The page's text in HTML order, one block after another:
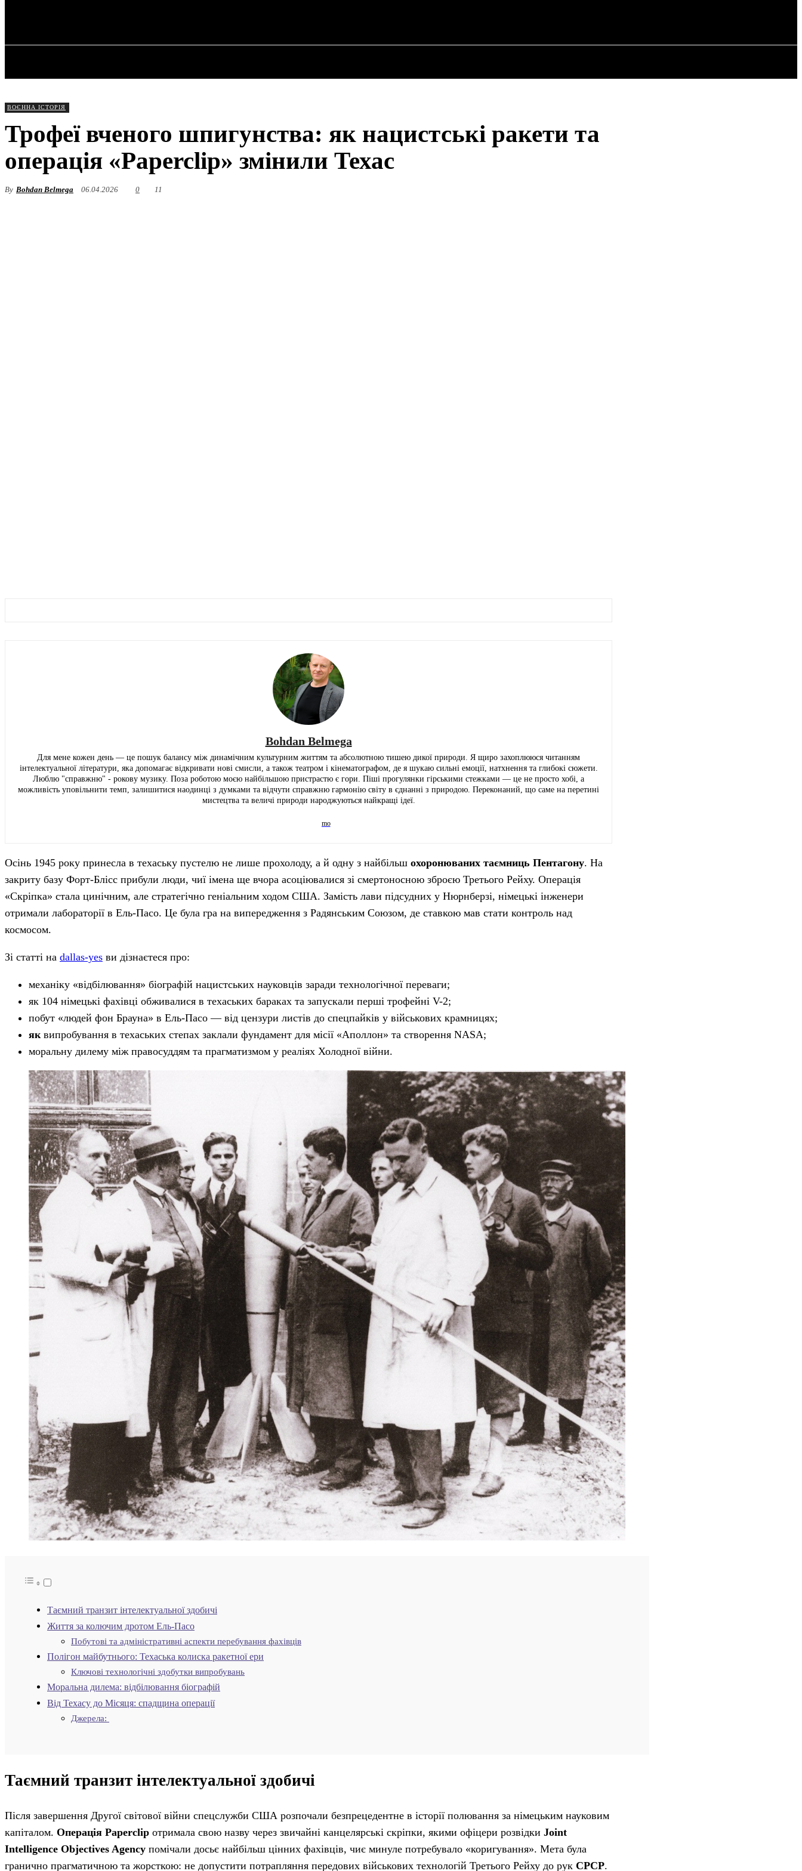
ВОЄННА ІСТОРІЯ
Трофеї вченого шпигунства: як нацистські ракети та
операція «Paperclip» змінили Техас
By Bohdan Belmega 06.04.2026 0 11
Bohdan Belmega
Для мене кожен день — це пошук балансу між динамічним культурним життям та абсолютною тишею дикої природи. Я щиро захоплююся читанням
інтелектуальної літератури, яка допомагає відкривати нові смисли, а також театром і кінематографом, де я шукаю сильні емоції, натхнення та глибокі сюжети.
Люблю "справжню" - рокову музику. Поза роботою моєю найбільшою пристрастю є гори. Піші прогулянки гірськими стежками — це не просто хобі, а
можливість уповільнити темп, залишитися наодинці з думками та відчути справжню гармонію світу в єднанні з природою. Переконаний, що саме на перетині
мистецтва та величі природи народжуються найкращі ідеї.
Осінь 1945 року принесла в техаську пустелю не лише прохолоду, а й одну з найбільш охоронюваних таємниць Пентагону. На
закриту базу Форт-Блісс прибули люди, чиї імена ще вчора асоціювалися зі смертоносною зброєю Третього Рейху. Операція
«Скріпка» стала цинічним, але стратегічно геніальним ходом США. Замість лави підсудних у Нюрнберзі, німецькі інженери
отримали лабораторії в Ель-Пасо. Це була гра на випередження з Радянським Союзом, де ставкою мав стати контроль над
космосом.
Зі статті на dallas-yes ви дізнаєтеся про:
механіку «відбілювання» біографій нацистських науковців заради технологічної переваги;
як 104 німецькі фахівці обживалися в техаських бараках та запускали перші трофейні V-2;
побут «людей фон Брауна» в Ель-Пасо — від цензури листів до спецпайків у військових крамницях;
яквипробування в техаських степах заклали фундамент для місії «Аполлон» та створення NASA;
моральну дилему між правосуддям та прагматизмом у реаліях Холодної війни.
Таємний транзит інтелектуальної здобичі
Життя за колючим дротом Ель-Пасо
Побутові та адміністративні аспекти перебування фахівців
Полігон майбутнього: Техаська колиска ракетної ери
Ключові технологічні здобутки випробувань
Моральна дилема: відбілювання біографій
Від Техасу до Місяця: спадщина операції
Джерела:
Таємний транзит інтелектуальної здобичі
Після завершення Другої світової війни спецслужби США розпочали безпрецедентне в історії полювання за німецьким науковим
капіталом. Операція Paperclip отримала свою назву через звичайні канцелярські скріпки, якими офіцери розвідки Joint
Intelligence Objectives Agency помічали досьє найбільш цінних фахівців, чиє минуле потребувало «коригування». Мета була
гранично прагматичною та жорсткою: не допустити потрапляння передових військових технологій Третього Рейху до рук СРСР.